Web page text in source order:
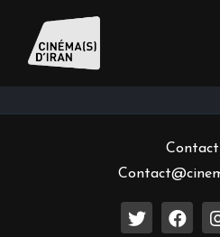
Inscrivez-vous à notre
Contact